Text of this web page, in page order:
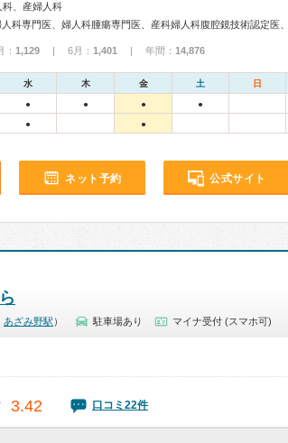
科、産婦人科
1,129 | 6月： 1,401 | 年間： 14,876
水 木 金 土 日
● ● ● ●
● ●
ネット予約 公式サイト
あざみ野駅 ） 駐車場あり マイナ受付 (スマホ可)
3.42 口コミ22件